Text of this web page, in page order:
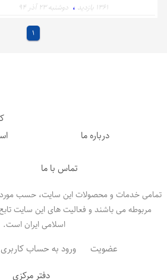
1361 بازدید ، دوشنبه ۲۳ آذر ۹۴
1
درباره ما
تماس با ما
دفتر مرکزی
عضویت ورود به حساب کاربری
تمامی خدمات و محصولات این سایت، حسب مورد
مربوطه می باشند و فعالیت های این سایت
اسلامی ایران است.